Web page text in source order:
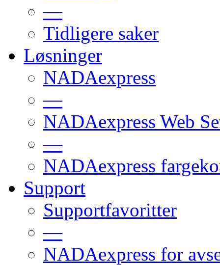
—
Tidligere saker
Løsninger
NADAexpress
—
NADAexpress Web
—
NADAexpress
Support
Supportfavoritter
—
NADAexpress for